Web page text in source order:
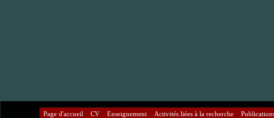
Page d'accueil CV Enseignement Activités liées à la recherche